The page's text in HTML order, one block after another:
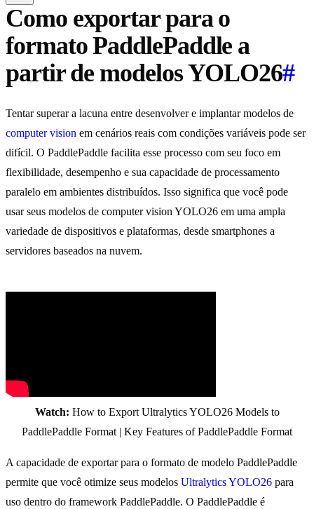
Como exportar para o
formato PaddlePaddle a
partir de modelos YOLO26#
Tentar superar a lacuna entre desenvolver e implantar modelos de
computer vision em cenários reais com condições variáveis pode ser
difícil. O PaddlePaddle facilita esse processo com seu foco em
flexibilidade, desempenho e sua capacidade de processamento
paralelo em ambientes distribuídos. Isso significa que você pode
usar seus modelos de computer vision YOLO26 em uma ampla
variedade de dispositivos e plataformas, desde smartphones a
servidores baseados na nuvem.
Watch: How to Export Ultralytics YOLO26 Models to
PaddlePaddle Format | Key Features of PaddlePaddle Format
A capacidade de exportar para o formato de modelo PaddlePaddle
permite que você otimize seus modelos Ultralytics YOLO26 para
uso dentro do framework PaddlePaddle. O PaddlePaddle é